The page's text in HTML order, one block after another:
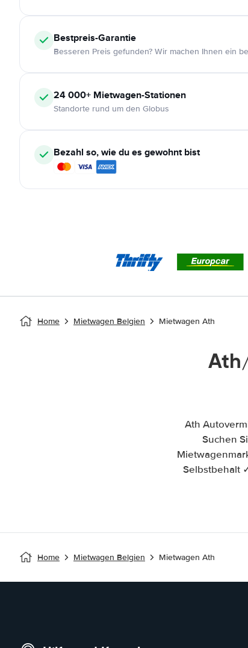
Bestpreis-Garantie
Besseren Preis gefunden? Wir machen Ihnen ein
24 000+ Mietwagen-Stationen
Standorte rund um den Globus
Bezahl so, wie du es gewohnt bist
Home Mietwagen Belgien Mietwagen Ath
Ath
Suchen
Selbstbehalt
Home Mietwagen Belgien Mietwagen Ath